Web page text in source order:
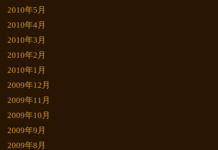
2010年5月
2010年4月
2010年3月
2010年2月
2010年1月
2009年12月
2009年11月
2009年10月
2009年9月
2009年8月